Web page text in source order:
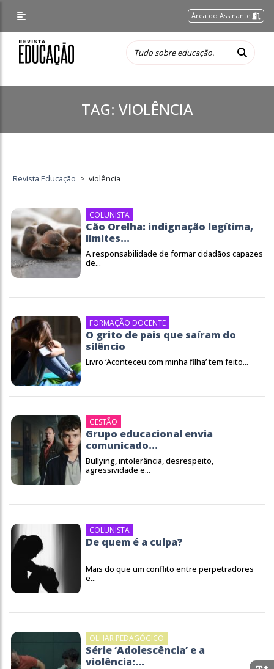
Área do Assinante
TAG: VIOLÊNCIA
Revista Educação > violência
COLUNISTA
Cão Orelha: indignação legítima,
limites...
A responsabilidade de formar cidadãos capazes
de...
FORMAÇÃO DOCENTE
O grito de pais que saíram do
silêncio
Livro ‘Aconteceu com minha filha’ tem feito...
GESTÃO
Grupo educacional envia
comunicado...
Bullying, intolerância, desrespeito,
agressividade e...
COLUNISTA
De quem é a culpa?
Mais do que um conflito entre perpetradores
e...
OLHAR PEDAGÓGICO
Série ‘Adolescência’ e a
violência:...